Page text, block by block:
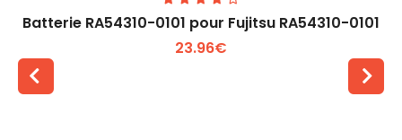
Batterie RA54310-0101 pour Fujitsu RA54310-0101
23.96€